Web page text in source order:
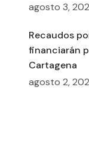
agosto 3,
Recaudos
financiarán
Cartagena
agosto 2,